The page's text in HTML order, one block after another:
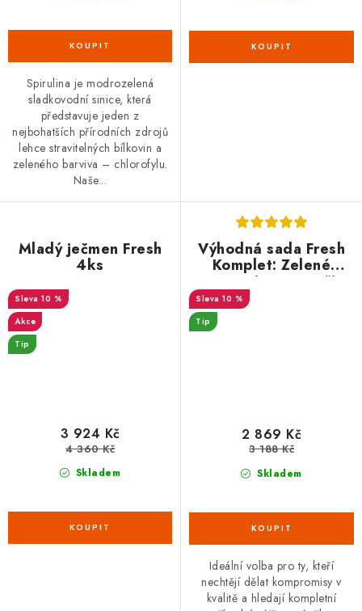
Spirulina je modrozelená
sladkovodní sinice, která
představuje jeden z
nejbohatších přírodních zdrojů
lehce stravitelných bílkovin a
zeleného barviva – chlorofylu.
Naše...
Mladý ječmen Fresh
4ks
10 %
Akce
Tip
Skladem
3 924 Kč
4 360 Kč
Výhodná sada Fresh
Komplet: Zelené
potraviny pro vaši
vitalitu
10 %
Tip
Skladem
2 869 Kč
3 188 Kč
Ideální volba pro ty, kteří
nechtějí dělat kompromisy v
kvalitě a hledají kompletní